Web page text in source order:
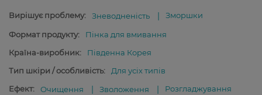
Вирішує проблему: Зневодненість Зморшки
Формат продукту:
Пінка для вмивання
Країна-виробник:
Південна Корея
Тип шкіри / особливість:
Для усіх типів
Ефект:
Очищення Зволоження Розгладжування